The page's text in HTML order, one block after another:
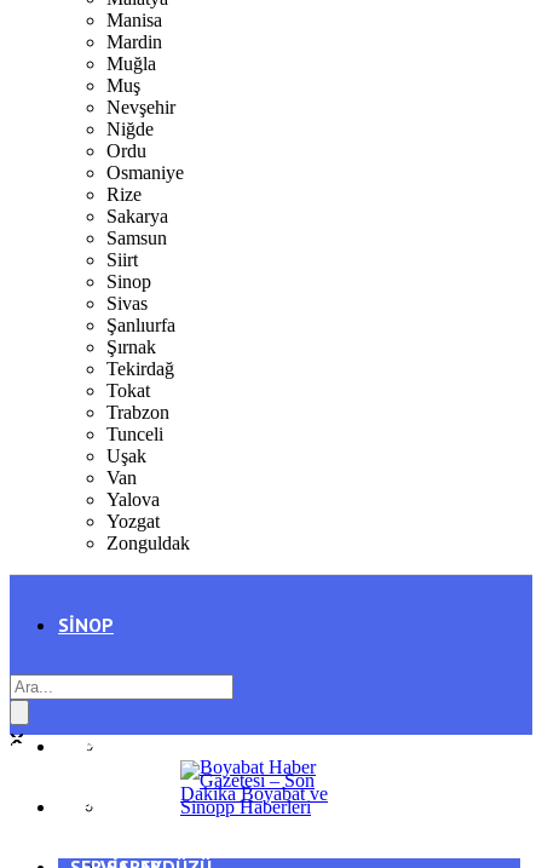
Manisa
Mardin
Muğla
Muş
Nevşehir
Niğde
Ordu
Osmaniye
Rize
Sakarya
Samsun
Siirt
Sinop
Sivas
Şanlıurfa
Şırnak
Tekirdağ
Tokat
Trabzon
Tunceli
Uşak
Van
Yalova
Yozgat
Zonguldak
SINOP
AYANCIK
GENEL
SPOR